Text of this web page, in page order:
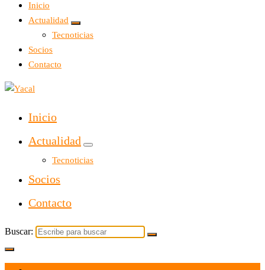
Inicio
Actualidad
Tecnoticias
Socios
Contacto
Yacal micro hosting
Inicio
Actualidad
Tecnoticias
Socios
Contacto
Buscar: